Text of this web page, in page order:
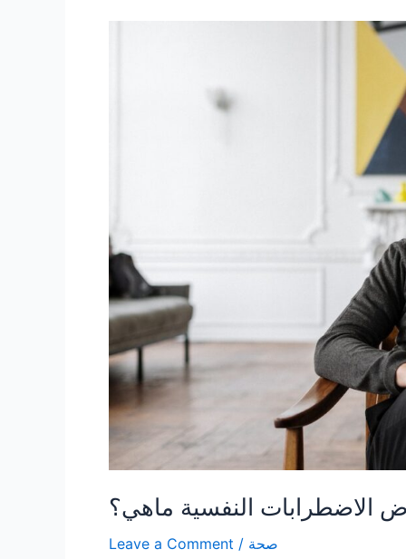
الاضطرابات النفسية ماهي؟
Leave a Comment / صحة